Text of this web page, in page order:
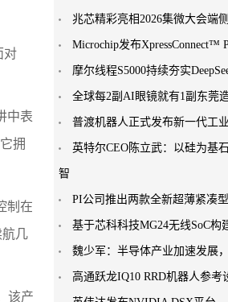
对
中表
拥
制在
几
该产
兆芯精彩亮相2026集微大会端
Microchip发布XpressConnect™
摩尔线程S5000持续夯实
全球每2副AI眼镜就有1副东莞
普渡机器人正式发布新一代工
英特尔CEO陈立武：以硅为基
智
PI公司推出两款全新超薄紧凑
基于芯科科技MG24无线SoC构
魏少军：半导体产业加速发展
高通跃龙IQ10 RRD机器人参考